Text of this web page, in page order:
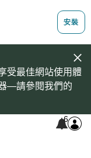
受最佳網站使用體
—請參閱我們的
6